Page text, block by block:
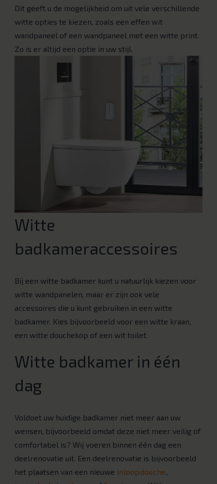
Dit geeft u de mogelijkheid om uit vele verschillende
witte opties te kiezen, zoals een effen wit
wandpaneel of een wandpaneel met een witte print.
Zo is er altijd een optie in uw stijl.
Witte
badkameraccessoires
Bij een witte badkamer kunt u natuurlijk kiezen voor
witte wandpanelen, maar er zijn ook vele
accessoires die u kunt gebruiken in een witte
badkamer. Kies bijvoorbeeld voor een witte kraan,
een witte douchekop of een wit toilet.
Witte badkamer in één
dag
Voldoet uw huidige badkamer niet meer aan uw
wensen, bijvoorbeeld omdat deze niet meer veilig of
comfortabel is? Wij voeren binnen één dag een
deelrenovatie uit. Een deelrenovatie is bijvoorbeeld
het plaatsen van een nieuwe inloopdouche,